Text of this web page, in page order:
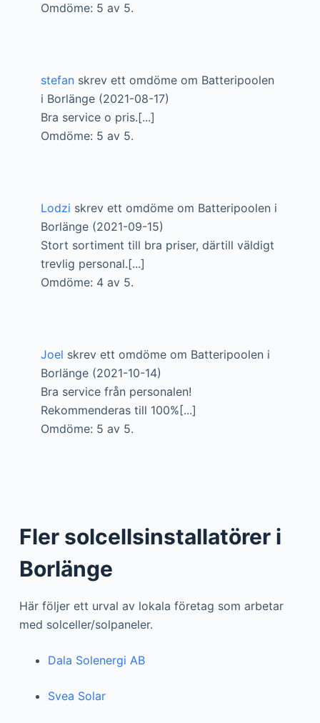
Omdöme: 5 av 5.
stefanskrev ett omdöme om Batteripoolen
i Borlänge (2021-08-17)
Bra service o pris.[...]
Omdöme: 5 av 5.
Lodzi skrev ett omdöme om Batteripoolen i
Borlänge (2021-09-15)
Stort sortiment till bra priser, därtill väldigt
trevlig personal.[...]
Omdöme: 4 av 5.
Joel skrev ett omdöme om Batteripoolen i
Borlänge (2021-10-14)
Bra service från personalen!
Rekommenderas till 100%[...]
Omdöme: 5 av 5.
Fler solcellsinstallatörer i
Borlänge
Här följer ett urval av lokala företag som arbetar
med solceller/solpaneler.
Dala Solenergi AB
Svea Solar